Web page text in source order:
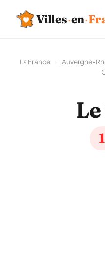
Villes·en·
La France Auvergne-